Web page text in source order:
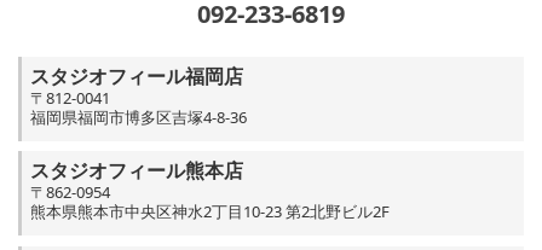
092-233-6819
スタジオフィール福岡店
〒812-0041
福岡県福岡市博多区吉塚4-8-36
スタジオフィール熊本店
〒862-0954
熊本県熊本市中央区神水2丁目10-23 第2北野ビル2F